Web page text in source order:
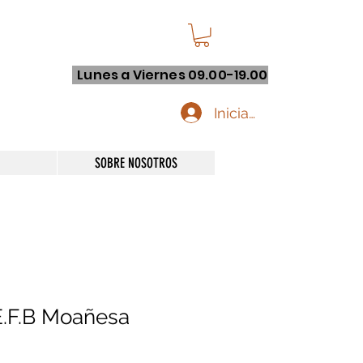
Lunes a Viernes 09.00-19.00
Iniciar sesión
SOBRE NOSOTROS
Moañesa